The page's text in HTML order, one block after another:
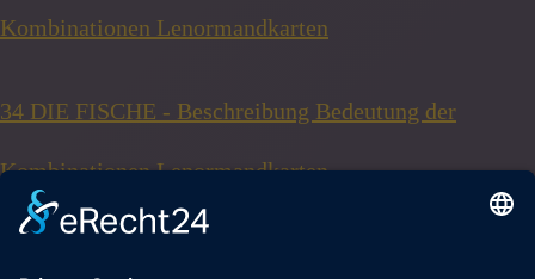
Kombinationen Lenormandkarten
34 DIE FISCHE - Beschreibung Bedeutung der
Kombinationen Lenormandkarten